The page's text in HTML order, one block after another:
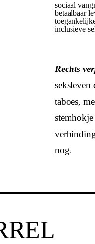
sociaal
betaalbaar
inclusieve
Rechts
taboes,
nog.